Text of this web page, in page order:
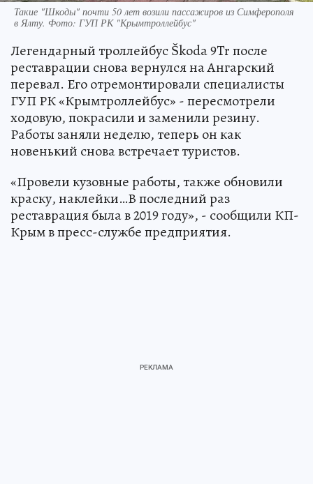
Такие "Шкоды" почти 50 лет возили пассажиров из Симферополя
в Ялту. Фото: ГУП РК "Крымтроллейбус"
Легендарный троллейбус Škoda 9Tr после
реставрации снова вернулся на Ангарский
перевал. Его отремонтировали специалисты
ГУП РК «Крымтроллейбус» - пересмотрели
ходовую, покрасили и заменили резину.
Работы заняли неделю, теперь он как
новенький снова встречает туристов.
«Провели кузовные работы, также обновили
краску, наклейки…В последний раз
реставрация была в 2019 году», - сообщили КП-
Крым в пресс-службе предприятия.